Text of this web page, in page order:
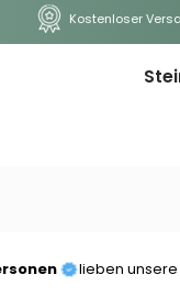
Kostenloser
lieben unsere